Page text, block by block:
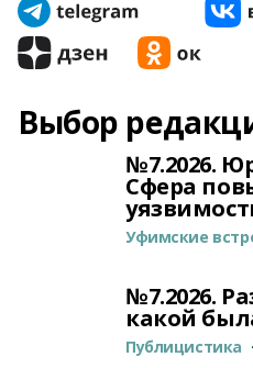
Выбор
№7.2026.
Сфера
Уфимские
№7.2026.
какой
Публицистика